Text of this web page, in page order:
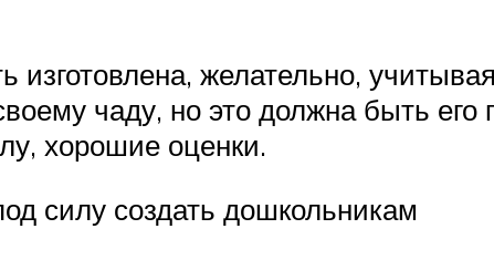
изготовлена, желательно,
чаду, но это должна быть
хорошие оценки.
силу создать дошкольникам